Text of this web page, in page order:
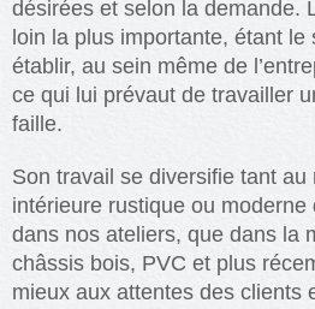
désirées et selon la demande.
loin la plus importante, étant le
établir, au sein même de
ce qui lui prévaut de travailler
faille.
Son travail se diversifie tant
intérieure rustique ou
dans nos ateliers, que dans la
châssis bois, PVC et plus
mieux aux attentes des clients